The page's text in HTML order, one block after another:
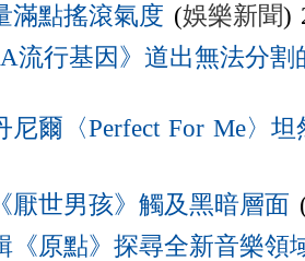
滿點搖滾氣度 (娛樂新聞)
流行基因》道出無法分割
尼爾〈Perfect For Me〉
厭世男孩》觸及黑暗層面
《原點》探尋全新音樂領